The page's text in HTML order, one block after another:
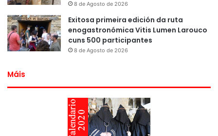
8 de Agosto de 2026
Exitosa primeira edición da ruta
enogastronómica Vitis Lumen Larouco
cuns 500 participantes
8 de Agosto de 2026
Máis